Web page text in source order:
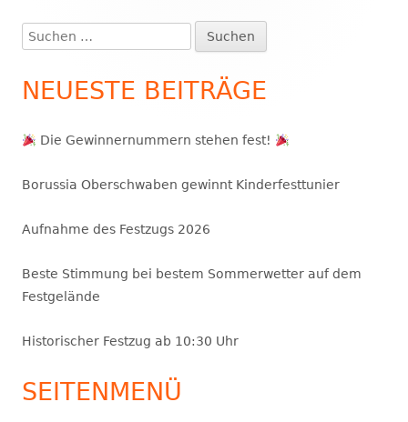
Seitenleiste
Suchen
nach:
NEUESTE BEITRÄGE
Die Gewinnernummern stehen fest!
Borussia Oberschwaben gewinnt Kinderfesttunier
Aufnahme des Festzugs 2026
Beste Stimmung bei bestem Sommerwetter auf dem
Festgelände
Historischer Festzug ab 10:30 Uhr
SEITENMENÜ